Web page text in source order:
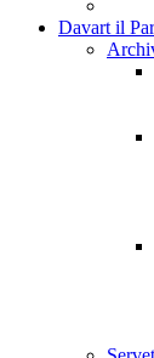
Davart il